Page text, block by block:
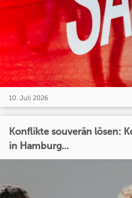
10. Juli 2026
Konflikte souverän lösen:
in Hamburg...